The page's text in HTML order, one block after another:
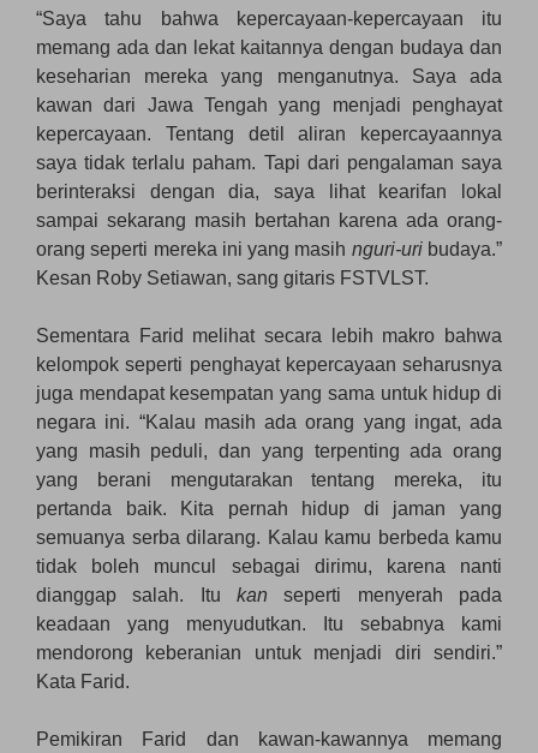
“Saya tahu bahwa kepercayaan-kepercayaan itu
memang ada dan lekat kaitannya dengan budaya dan
keseharian mereka yang menganutnya. Saya ada
kawan dari Jawa Tengah yang menjadi penghayat
kepercayaan. Tentang detil aliran kepercayaannya
saya tidak terlalu paham. Tapi dari pengalaman saya
berinteraksi dengan dia, saya lihat kearifan lokal
sampai sekarang masih bertahan karena ada orang-
orang seperti mereka ini yang masih nguri-uribudaya.”
Kesan Roby Setiawan, sang gitaris FSTVLST.
Sementara Farid melihat secara lebih makro bahwa
kelompok seperti penghayat kepercayaan seharusnya
juga mendapat kesempatan yang sama untuk hidup di
negara ini. “Kalau masih ada orang yang ingat, ada
yang masih peduli, dan yang terpenting ada orang
yang berani mengutarakan tentang mereka, itu
pertanda baik. Kita pernah hidup di jaman yang
semuanya serba dilarang. Kalau kamu berbeda kamu
tidak boleh muncul sebagai dirimu, karena nanti
dianggap salah. Itu kan seperti menyerah pada
keadaan yang menyudutkan. Itu sebabnya kami
mendorong keberanian untuk menjadi diri sendiri.”
Kata Farid.
Pemikiran Farid dan kawan-kawannya memang